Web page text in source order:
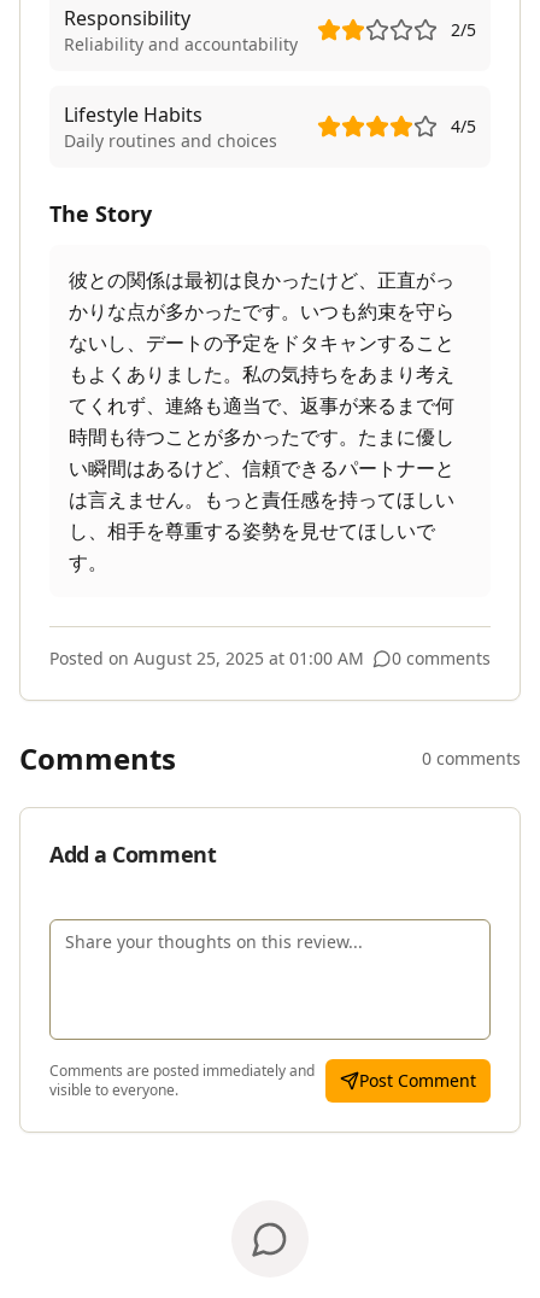
Responsibility
Reliability and accountability
2/5
Lifestyle Habits
Daily routines and choices
4/5
The Story
彼との関係は最初は良かったけど、正直がっ
かりな点が多かったです。いつも約束を守ら
ないし、デートの予定をドタキャンすること
もよくありました。私の気持ちをあまり考え
てくれず、連絡も適当で、返事が来るまで何
時間も待つことが多かったです。たまに優し
い瞬間はあるけど、信頼できるパートナーと
は言えません。もっと責任感を持ってほしい
し、相手を尊重する姿勢を見せてほしいで
す。
Posted on August 25, 2025 at 01:00 AM 0 comments
Comments 0 comments
Add a Comment
Comments are posted immediately and
visible to everyone.
Post Comment